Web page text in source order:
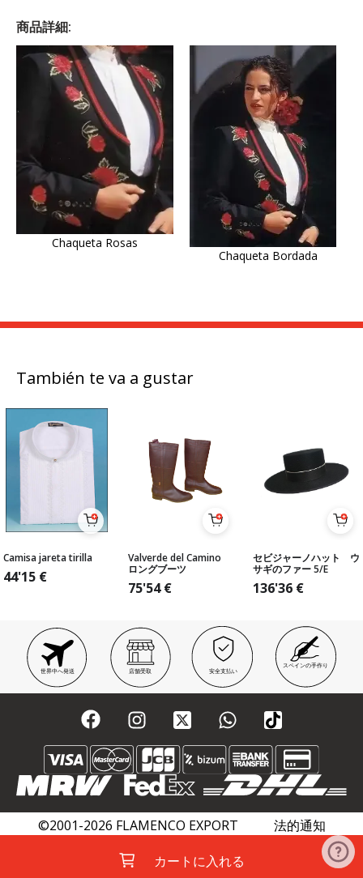
商品詳細:
Chaqueta Rosas
Chaqueta Bordada
カートに入れる
También te va a gustar
Camisa jareta tirilla
44'15 €
Valverde del Camino
ロングブーツ
75'54€
セビジャーノハット ウ
サギのファー 5/E
136'36 €
世界中へ発送 店舗受取 安全支払い
スペインの手作り
©2001-2026 FLAMENCO EXPORT
法的通知
プライバシーポリシー
クッキーポリシー